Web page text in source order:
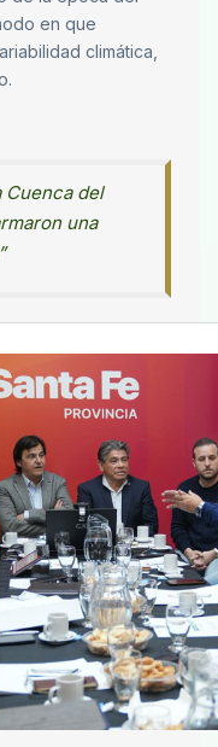
en que
climática,
Cuenca del
una